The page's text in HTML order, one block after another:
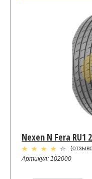
Nexen N Fera RU1
(
Артикул: 102000